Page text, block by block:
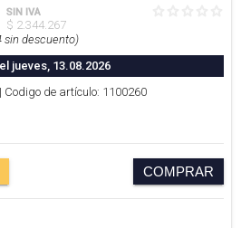
SIN IVA
$ 2.344.267
sin descuento)
jueves, 13.08.2026
| Codigo de artículo: 1100260
COMPRAR